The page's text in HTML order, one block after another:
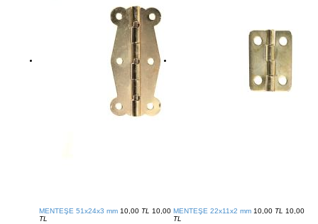
MENTEŞE 51x24x3 mm 10,00 TL
10,00
TL
MENTEŞE 22x11x2 mm 10,00 TL
10,00
TL